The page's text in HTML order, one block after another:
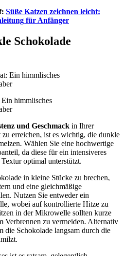
Süße Katzen zeichnen leicht:
für Anfänger
Schokolade
himmlisches
und Geschmack in Ihrer
erreichen, ist es wichtig, die dunkle
Wählen Sie eine hochwertige
da diese für ein intensiveres
optimal unterstützt.
in kleine Stücke zu brechen,
und eine gleichmäßige
Nutzen Sie entweder ein
wobei auf kontrollierte Hitze zu
in der Mikrowelle sollten kurze
Verbrennen zu vermeiden. Alternativ
die Schokolade langsam durch die